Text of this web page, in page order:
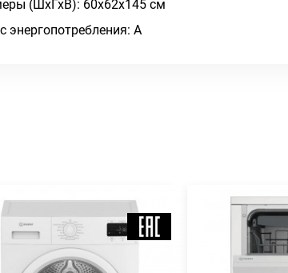
(ШхГхВ): 60х62х145 см
энергопотребления: A